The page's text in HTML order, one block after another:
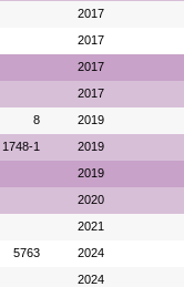
2017
2017
2017
2017
8 2019
1748-1 2019
2019
2020
2021
5763 2024
2024